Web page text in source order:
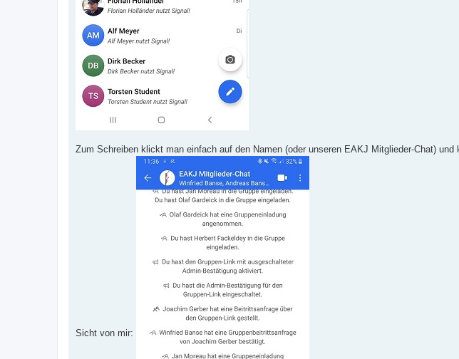
Zum Schreiben klickt man einfach auf den Namen (oder unseren EAKJ Mitglieder-Chat) und
Sicht von mir: